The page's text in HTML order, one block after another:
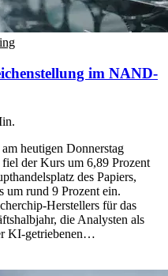
im NAND-
heutigen Donnerstag
der Kurs um 6,89 Prozent
des Papiers,
um rund 9 Prozent ein.
Herstellers für das
die Analysten als
KI-getriebenen…